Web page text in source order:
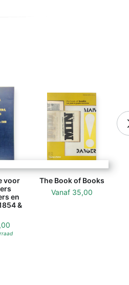
voor
en
&
The Book of Books
Vanaf 35,00